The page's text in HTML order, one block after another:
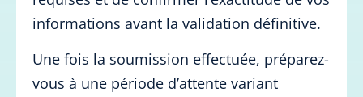
informations avant la validation définitive.
Une fois la soumission effectuée, préparez-
vous à une période d’attente variant